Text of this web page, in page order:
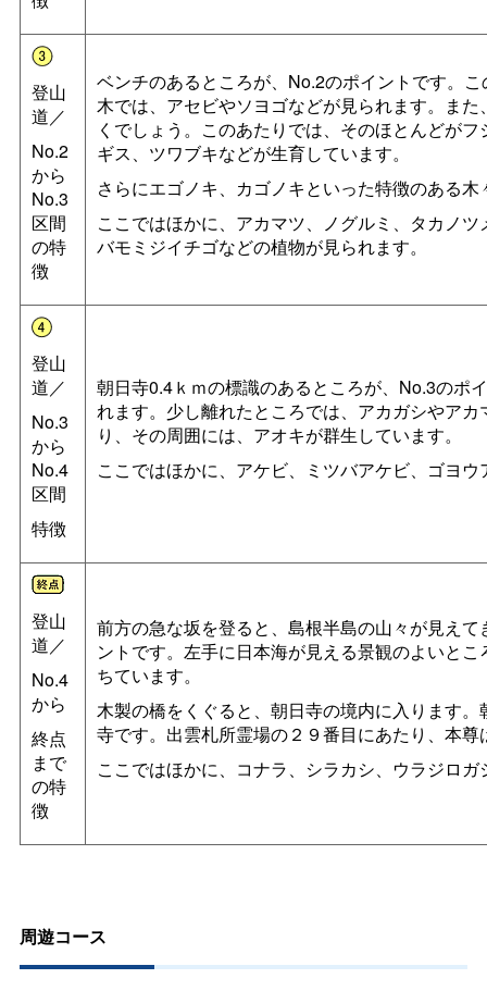
登山
道／
No.2
から
No.3
区間
の特
徴
ベンチのあるところが、No.2のポイントです。
木では、アセビやソヨゴなどが見られます。ま
くでしょう。このあたりでは、そのほとんどが
ギス、ツワブキなどが生育しています。
さらにエゴノキ、カゴノキといった特徴のある
ここではほかに、アカマツ、ノグルミ、タカノ
バモミジイチゴなどの植物が見られます。
登山
道／
No.3
から
No.4
区間
特徴
朝日寺0.4ｋｍの標識のあるところが、No.3のポ
れます。少し離れたところでは、アカガシやア
り、その周囲には、アオキが群生しています。
ここではほかに、アケビ、ミツバアケビ、ゴヨ
登山
道／
No.4
から
終点
まで
の特
徴
前方の急な坂を登ると、島根半島の山々が見え
ントです。左手に日本海が見える景観のよいと
ちています。
木製の橋をくぐると、朝日寺の境内に入ります
寺です。出雲札所霊場の２９番目にあたり、本
ここではほかに、コナラ、シラカシ、ウラジロ
周遊コース